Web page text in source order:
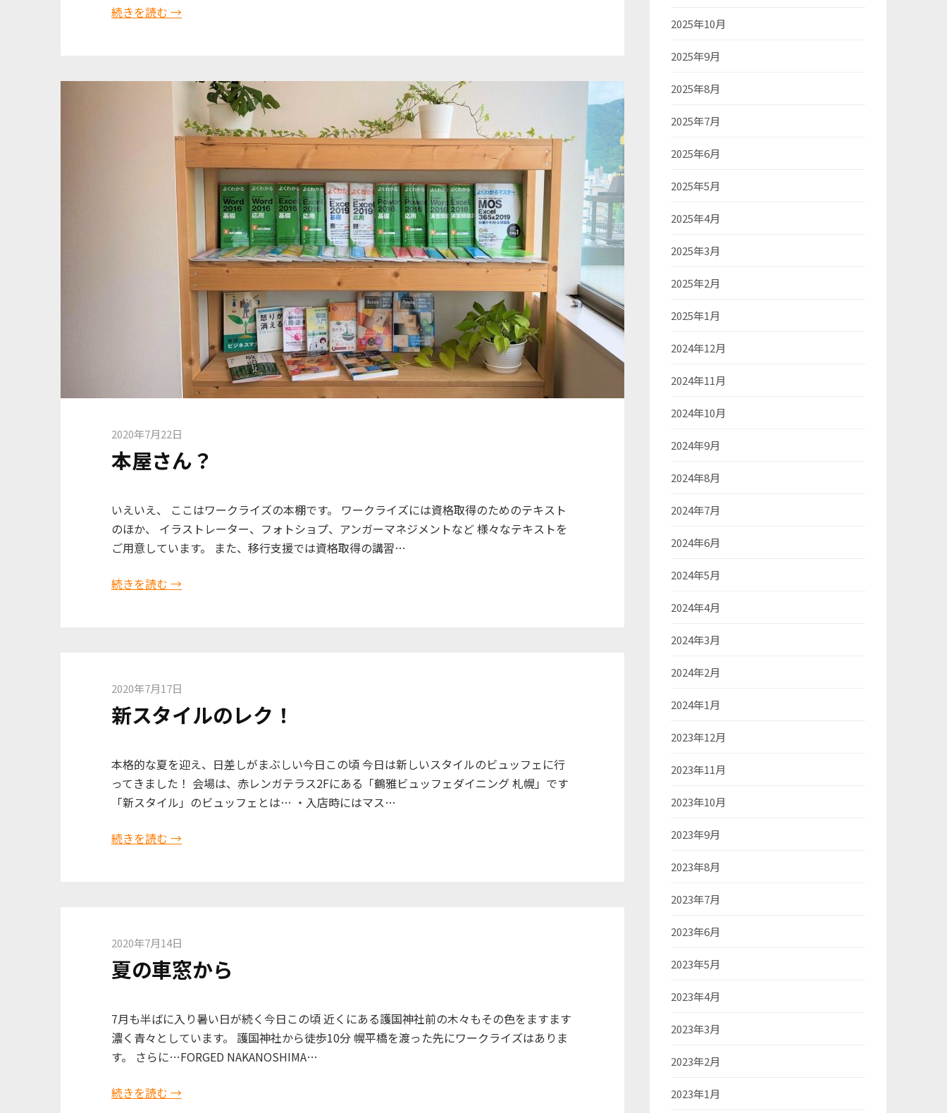
続きを読む →
2020年7月22日
本屋さん？
いえいえ、 ここはワークライズの本棚です。 ワークライズには資格取得のためのテキスト
のほか、 イラストレーター、フォトショプ、アンガーマネジメントなど 様々なテキストを
ご用意しています。 また、移行支援では資格取得の講習…
続きを読む →
2020年7月17日
新スタイルのレク！
本格的な夏を迎え、日差しがまぶしい今日この頃 今日は新しいスタイルのビュッフェに行
ってきました！ 会場は、赤レンガテラス2Fにある「鶴雅ビュッフェダイニング 札幌」です
「新スタイル」のビュッフェとは… ・入店時にはマス…
続きを読む →
2020年7月14日
夏の車窓から
7月も半ばに入り暑い日が続く今日この頃 近くにある護国神社前の木々もその色をますます
濃く青々としています。 護国神社から徒歩10分 幌平橋を渡った先にワークライズはありま
す。 さらに…FORGED NAKANOSHIMA…
続きを読む →
2025年10月
2025年9月
2025年8月
2025年7月
2025年6月
2025年5月
2025年4月
2025年3月
2025年2月
2025年1月
2024年12月
2024年11月
2024年10月
2024年9月
2024年8月
2024年7月
2024年6月
2024年5月
2024年4月
2024年3月
2024年2月
2024年1月
2023年12月
2023年11月
2023年10月
2023年9月
2023年8月
2023年7月
2023年6月
2023年5月
2023年4月
2023年3月
2023年2月
2023年1月